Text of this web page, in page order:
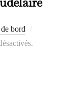
bord